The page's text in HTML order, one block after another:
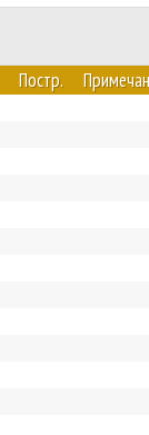
Постр.